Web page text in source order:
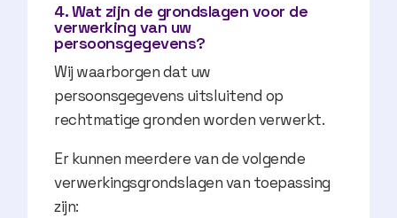
4. Wat zijn de grondslagen voor de
verwerking van uw
persoonsgegevens?
Wij waarborgen dat uw
persoonsgegevens uitsluitend op
rechtmatige gronden worden verwerkt.
Er kunnen meerdere van de volgende
verwerkingsgrondslagen van toepassing
zijn: